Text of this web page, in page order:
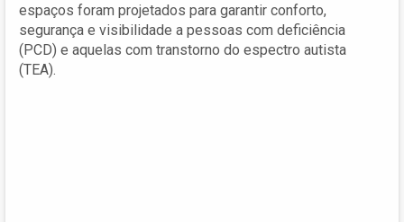
espaços foram projetados para garantir conforto,
segurança e visibilidade a pessoas com deficiência
(PCD) e aquelas com transtorno do espectro autista
(TEA).